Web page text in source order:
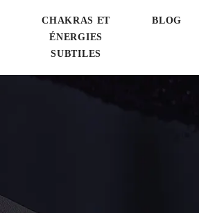
CHAKRAS ET
ÉNERGIES
SUBTILES
BLOG